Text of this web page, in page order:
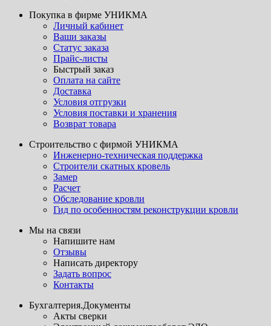
Покупка в фирме УНИКМА
Личный кабинет
Ваши заказы
Статус заказа
Прайс-листы
Быстрый заказ
Оплата на сайте
Доставка
Условия отгрузки
Условия поставки и хранения
Возврат товара
Строительство с фирмой УНИКМА
Инженерно-техническая поддержка
Строители скатных кровель
Замер
Расчет
Обследование кровли
Гид по особенностям реконструкции кровли
Мы на связи
Напишите нам
Отзывы
Написать директору
Задать вопрос
Контакты
Бухгалтерия.Документы
Акты сверки